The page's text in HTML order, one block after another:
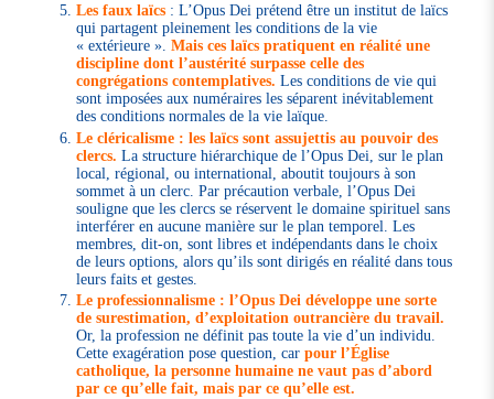
Les faux laïcs : L’Opus Dei prétend être un institut de laïcs
qui partagent pleinement les conditions de la vie
« extérieure ».Mais ces laïcs pratiquent en réalité une
discipline dont l’austérité surpasse celle des
congrégations contemplatives. Les conditions de vie qui
sont imposées aux numéraires les séparent inévitablement
des conditions normales de la vie laïque.
Le cléricalisme : les laïcs sont assujettis au pouvoir des
clercs. La structure hiérarchique de l’Opus Dei, sur le plan
local, régional, ou international, aboutit toujours à son
sommet à un clerc. Par précaution verbale, l’Opus Dei
souligne que les clercs se réservent le domaine spirituel sans
interférer en aucune manière sur le plan temporel. Les
membres, dit-on, sont libres et indépendants dans le choix
de leurs options, alors qu’ils sont dirigés en réalité dans tous
leurs faits et gestes.
Le professionnalisme : l’Opus Dei développe une sorte
de surestimation, d’exploitation outrancière du travail.
Or, la profession ne définit pas toute la vie d’un individu.
Cette exagération pose question, carpour l’Église
catholique, la personne humaine ne vaut pas d’abord
par ce qu’elle fait, mais par ce qu’elle est.